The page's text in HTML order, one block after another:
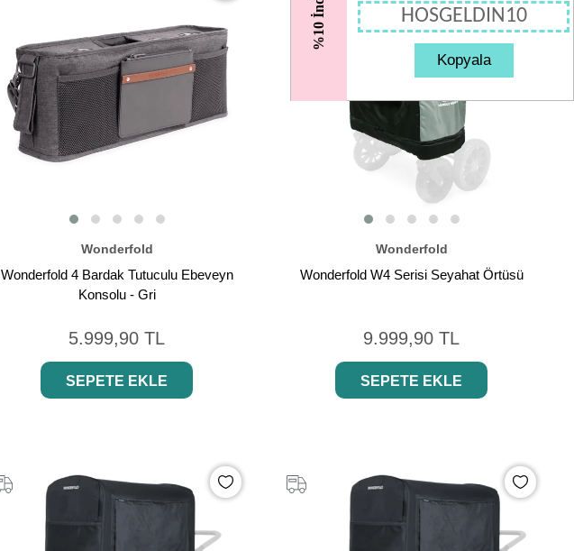
HOSGELDIN10
Kopyala
Wonderfold
Wonderfold 4 Bardak Tutuculu Ebeveyn
Konsolu - Gri
5.999,90 TL
SEPETE EKLE
Wonderfold
Wonderfold W4 Serisi Seyahat Örtüsü
9.999,90 TL
SEPETE EKLE